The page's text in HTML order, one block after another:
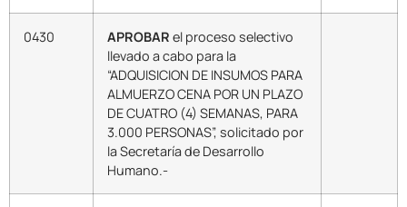
0430 APROBAR el proceso selectivo
llevado a cabo para la
“ADQUISICION DE INSUMOS PARA
ALMUERZO CENA POR UN PLAZO
DE CUATRO (4) SEMANAS, PARA
3.000 PERSONAS”, solicitado por
la Secretaría de Desarrollo
Humano.-